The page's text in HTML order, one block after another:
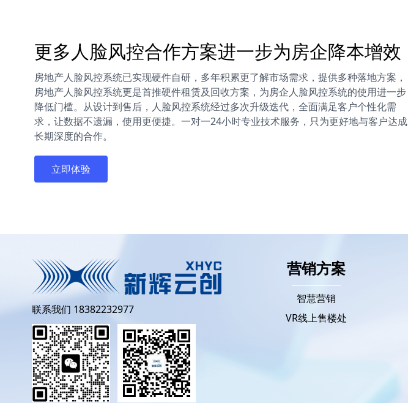
更多人脸风控合作方案进一步为房企降本增效
房地产人脸风控系统已实现硬件自研，多年积累更了解市场需求，提供多种落地方案，
房地产人脸风控系统更是首推硬件租赁及回收方案，为房企人脸风控系统的使用进一步
降低门槛。从设计到售后，人脸风控系统经过多次升级迭代，全面满足客户个性化需
求，让数据不遗漏，使用更便捷。一对一24小时专业技术服务，只为更好地与客户达成
长期深度的合作。
立即体验
联系我们 18382232977
营销方案
智慧营销
VR线上售楼处